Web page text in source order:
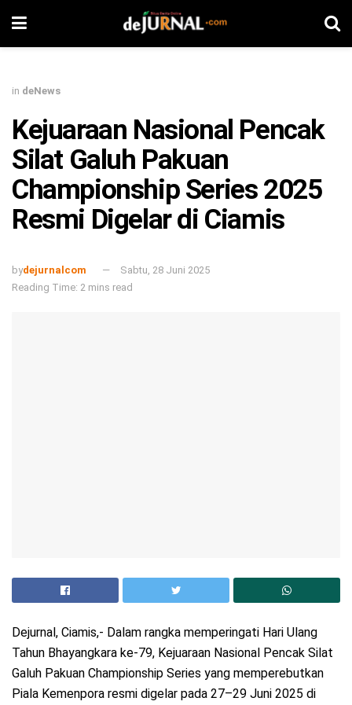
in deNews
Kejuaraan Nasional Pencak
Silat Galuh Pakuan
Championship Series 2025
Resmi Digelar di Ciamis
bydejurnalcom
Sabtu, 28 Juni 2025
Reading Time: 2 mins read
Dejurnal, Ciamis,- Dalam rangka memperingati Hari Ulang
Tahun Bhayangkara ke-79, Kejuaraan Nasional Pencak Silat
Galuh Pakuan Championship Series yang memperebutkan
Piala Kemenpora resmi digelar pada 27–29 Juni 2025 di